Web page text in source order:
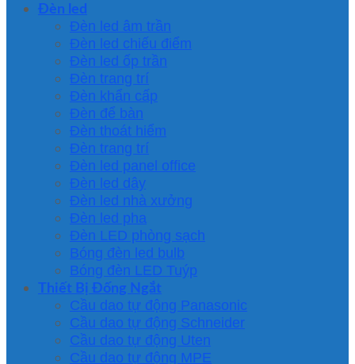
Đèn led
Đèn led âm trần
Đèn led chiếu điểm
Đèn led ốp trần
Đèn trang trí
Đèn khẩn cấp
Đèn để bàn
Đèn thoát hiểm
Đèn trang trí
Đèn led panel office
Đèn led dây
Đèn led nhà xưởng
Đèn led pha
Đèn LED phòng sạch
Bóng đèn led bulb
Bóng đèn LED Tuýp
Thiết Bị Đống Ngắt
Cầu dao tự động Panasonic
Cầu dao tự động Schneider
Cầu dao tự động Uten
Cầu dao tự động MPE